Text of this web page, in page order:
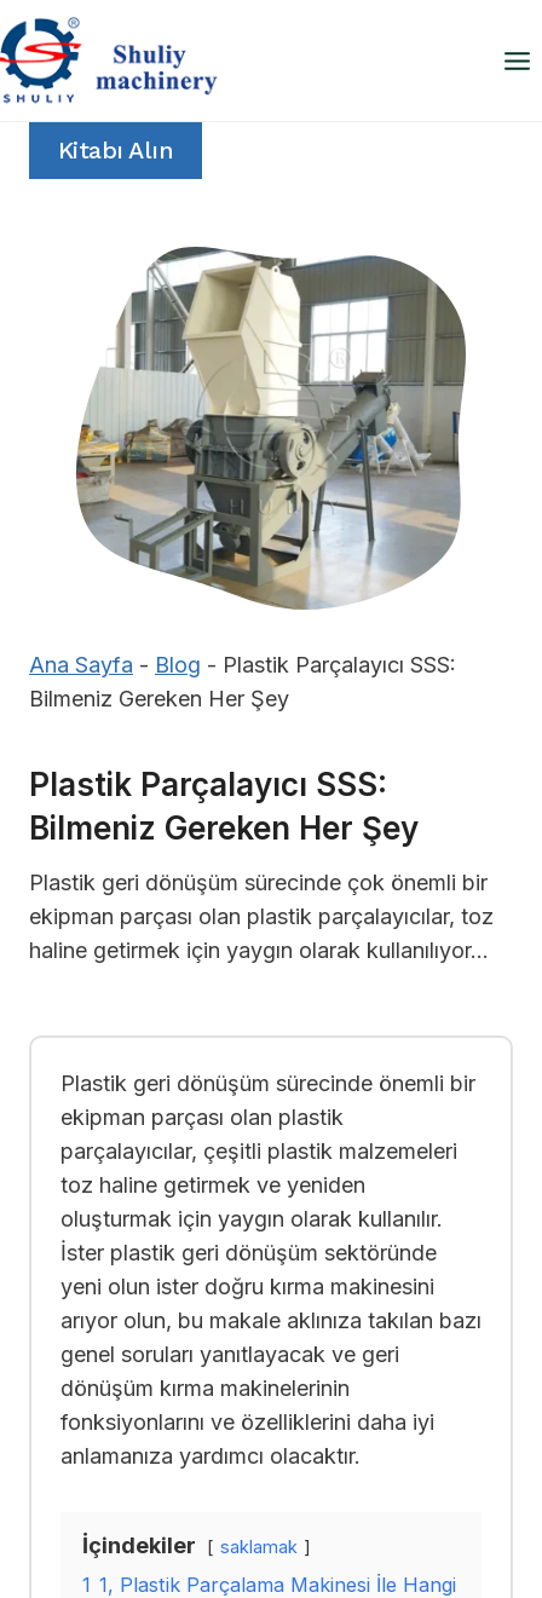
Skip
to
content
Kitabı Alın
Ana Sayfa - Blog - Plastik Parçalayıcı SSS:
Bilmeniz Gereken Her Şey
Plastik Parçalayıcı SSS:
Bilmeniz Gereken Her Şey
Plastik geri dönüşüm sürecinde çok önemli bir
ekipman parçası olan plastik parçalayıcılar, toz
haline getirmek için yaygın olarak kullanılıyor…
Plastik geri dönüşüm sürecinde önemli bir
ekipman parçası olan plastik
parçalayıcılar, çeşitli plastik malzemeleri
toz haline getirmek ve yeniden
oluşturmak için yaygın olarak kullanılır.
İster plastik geri dönüşüm sektöründe
yeni olun ister doğru kırma makinesini
arıyor olun, bu makale aklınıza takılan bazı
genel soruları yanıtlayacak ve geri
dönüşüm kırma makinelerinin
fonksiyonlarını ve özelliklerini daha iyi
anlamanıza yardımcı olacaktır.
İçindekiler saklamak
1 1, Plastik Parçalama Makinesi İle Hangi